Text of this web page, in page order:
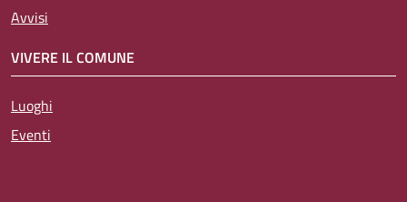
Avvisi
VIVERE IL COMUNE
Luoghi
Eventi